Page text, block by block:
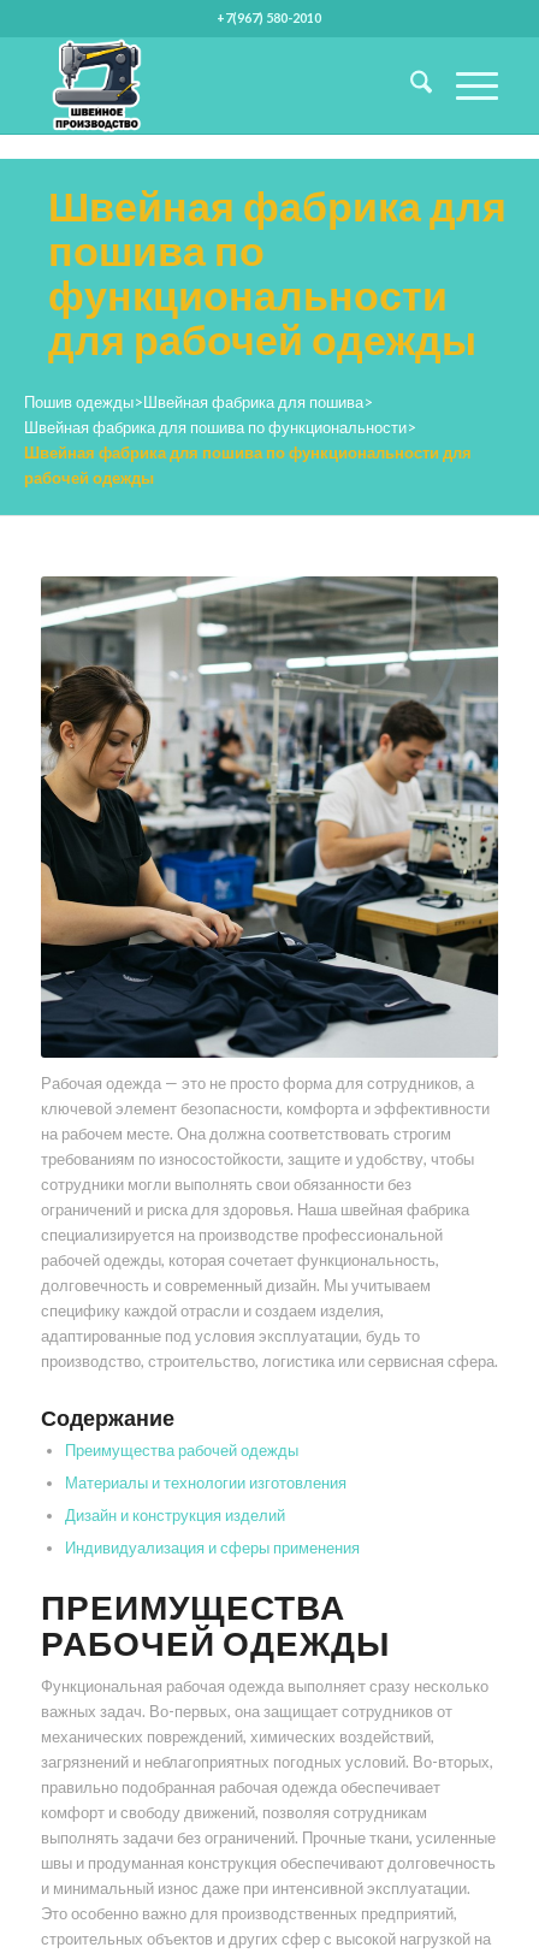
+7(967) 580-2010
Швейная фабрика для
пошива по
функциональности
для рабочей одежды
Пошив одежды>Швейная фабрика для пошива>
Швейная фабрика для пошива по функциональности>
Швейная фабрика для пошива по функциональности для
рабочей одежды
Рабочая одежда — это не просто форма для сотрудников, а
ключевой элемент безопасности, комфорта и эффективности
на рабочем месте. Она должна соответствовать строгим
требованиям по износостойкости, защите и удобству, чтобы
сотрудники могли выполнять свои обязанности без
ограничений и риска для здоровья. Наша швейная фабрика
специализируется на производстве профессиональной
рабочей одежды, которая сочетает функциональность,
долговечность и современный дизайн. Мы учитываем
специфику каждой отрасли и создаем изделия,
адаптированные под условия эксплуатации, будь то
производство, строительство, логистика или сервисная сфера.
Содержание
Преимущества рабочей одежды
Материалы и технологии изготовления
Дизайн и конструкция изделий
Индивидуализация и сферы применения
ПРЕИМУЩЕСТВА
РАБОЧЕЙ ОДЕЖДЫ
Функциональная рабочая одежда выполняет сразу несколько
важных задач. Во-первых, она защищает сотрудников от
механических повреждений, химических воздействий,
загрязнений и неблагоприятных погодных условий. Во-вторых,
правильно подобранная рабочая одежда обеспечивает
комфорт и свободу движений, позволяя сотрудникам
выполнять задачи без ограничений. Прочные ткани, усиленные
швы и продуманная конструкция обеспечивают долговечность
и минимальный износ даже при интенсивной эксплуатации.
Это особенно важно для производственных предприятий,
строительных объектов и других сфер с высокой нагрузкой на